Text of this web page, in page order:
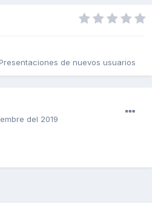
de nuevos usuarios
del 2019